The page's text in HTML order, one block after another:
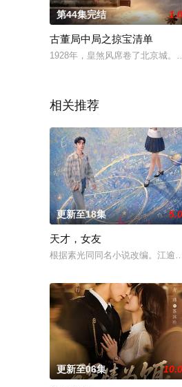
第44集完结 1.0
古董局中局之掠宝清单
1928年，皇煞风席卷了北京城。
相关推荐
更新至18集 5.0
天才，女友
根据素光同同名小说改编。江逾
更新至06集 10.0